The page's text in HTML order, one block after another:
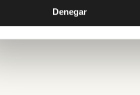
Denegar